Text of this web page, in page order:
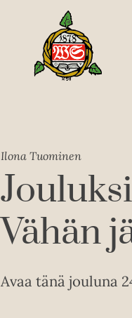
Ilona Tuominen
Vähän
Avaa tänä jouluna